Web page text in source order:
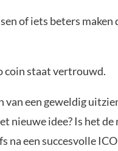
of iets beters
coin staat vertrouwd.
van een geweldig
nieuwe idee? Is het
na een succesvolle